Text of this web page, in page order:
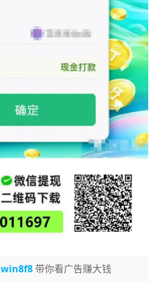
win8f8带你看广告赚大钱